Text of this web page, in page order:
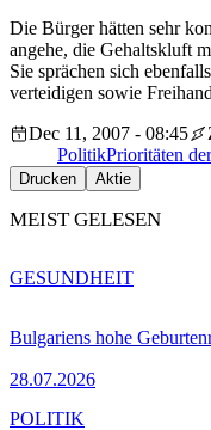
Die Bürger hätten sehr
angehe, die Gehaltskluft
Sie sprächen sich
verteidigen sowie
Dec 11, 2007 - 08:45
PolitikPrioritäten
Drucken Aktie
MEIST GELESEN
Bulgariens hohe
28.07.2026
GESUNDHEIT
POLITIK